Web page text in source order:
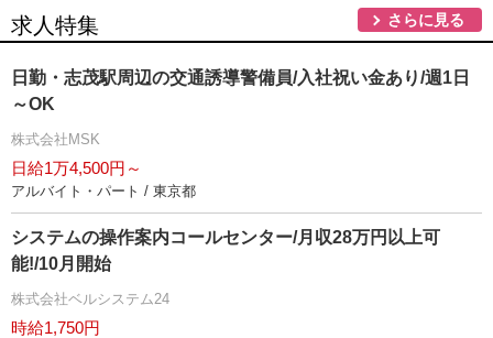
求人特集 さらに見る
日勤・志茂駅周辺の交通誘導警備員/入社祝い金あり/週1日
～OK
株式会社MSK
日給1万4,500円～
アルバイト・パート / 東京都
システムの操作案内コールセンター/月収28万円以上可
能!/10月開始
株式会社ベルシステム24
時給1,750円